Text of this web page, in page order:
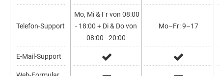
Telefon-Support
E-Mail-Support
Mo, Mi & Fr von 08:00
- 18:00 + Di & Do von
08:00 - 20:00
Mo–Fr: 9–17